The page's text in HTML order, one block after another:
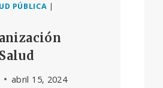
PÚBLICA |
abril 15, 2024